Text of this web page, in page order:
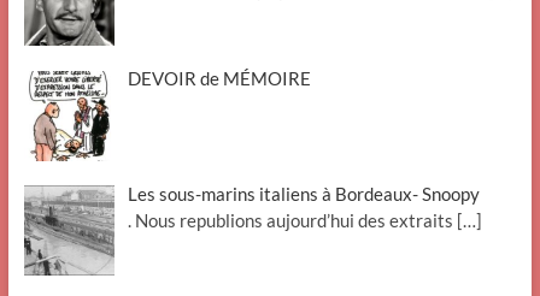
DEVOIR de MÉMOIRE
Les sous-marins italiens à Bordeaux- Snoopy
. Nous republions aujourd’hui des extraits […]